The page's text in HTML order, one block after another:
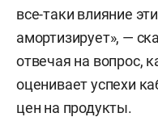
все-таки влияние
амортизирует», —
отвечая на вопрос,
оценивает успехи
цен на продукты.